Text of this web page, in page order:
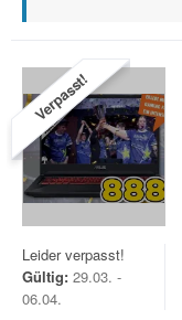
Verpasst!
Leider verpasst!
Gültig: 29.03. -
06.04.